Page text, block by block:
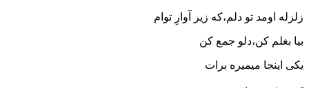
زلزله اومد تو دلم،که زیر آوارِ توام
بیا بغلم کن،دلو جمع کن
یکی اینجا میمیره برات